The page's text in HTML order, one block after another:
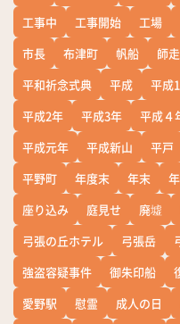
工事中
工事開始 工場
市長
布津町 帆船 師走
平和祈念式典
平成 平成
平成2年
平成3年 平成４
平成元年
平成新山 平戸
平野町
年度末 年末
座り込み
庭見せ 廃墟
弓張の丘ホテル
弓張岳
強盗容疑事件
御朱印船
愛野駅
慰霊 成人の日